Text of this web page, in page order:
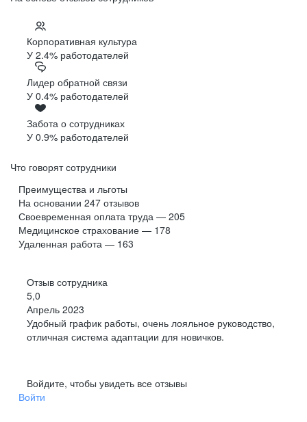
Корпоративная культура
У 2.4% работодателей
Лидер обратной связи
У 0.4% работодателей
Забота о сотрудниках
У 0.9% работодателей
Что говорят сотрудники
Преимущества и льготы
На основании 247 отзывов
Своевременная оплата труда — 205
Медицинское страхование — 178
Удаленная работа — 163
Отзыв сотрудника
5,0
Апрель 2023
Удобный график работы, очень лояльное руководство,
отличная система адаптации для новичков.
Войдите, чтобы увидеть все отзывы
Войти